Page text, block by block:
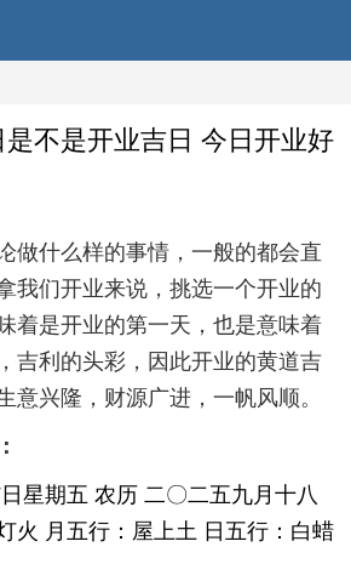
是不是开业吉日 今日开业好
做什么样的事情，一般的都会直
我们开业来说，挑选一个开业的
着是开业的第一天，也是意味着
吉利的头彩，因此开业的黄道吉
意兴隆，财源广进，一帆风顺。
星期五 农历 二〇二五九月十八
火 月五行：屋上土 日五行：白蜡